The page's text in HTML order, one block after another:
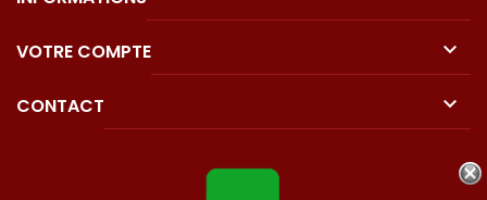
VOTRE COMPTE 
CONTACT 